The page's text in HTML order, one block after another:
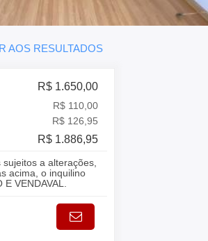
AOS RESULTADOS
R$ 1.650,00
R$ 110,00
R$ 126,95
R$ 1.886,95
a alterações,
acima, o inquilino
VENDAVAL.